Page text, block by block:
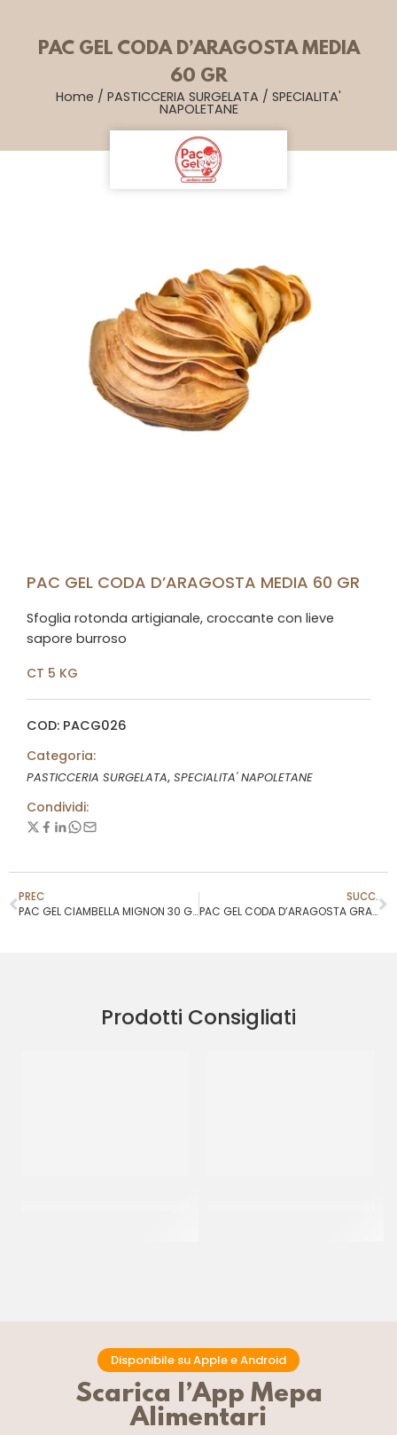
PAC GEL CODA D’ARAGOSTA MEDIA
60 GR
Home / PASTICCERIA SURGELATA / SPECIALITA'
NAPOLETANE
PAC GEL CODA D’ARAGOSTA MEDIA 60 GR
Sfoglia rotonda artigianale, croccante con lieve
sapore burroso
CT 5 KG
COD: PACG026
Categoria:
PASTICCERIA SURGELATA, SPECIALITA' NAPOLETANE
Condividi:
PREC
PAC GEL CIAMBELLA MIGNON 30 GR
SUCC.
PAC GEL CODA D’ARAGOSTA GRANDE 130 GR
Prodotti Consigliati
Disponibile su Apple e Android
Scarica l’App Mepa
Alimentari